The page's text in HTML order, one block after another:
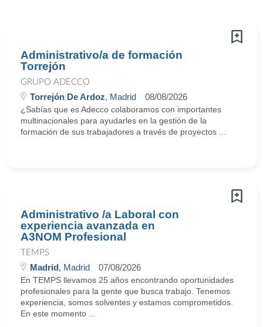
Administrativo/a de formación
Torrejón
GRUPO ADECCO
Torrejón De Ardoz, Madrid 08/08/2026
¿Sabías que es Adecco colaboramos con importantes
multinacionales para ayudarles en la gestión de la
formación de sus trabajadores a través de proyectos ...
Administrativo /a Laboral con
experiencia avanzada en
A3NOM Profesional
TEMPS
Madrid, Madrid 07/08/2026
En TEMPS llevamos 25 años encontrando oportunidades
profesionales para la gente que busca trabajo. Tenemos
experiencia, somos solventes y estamos comprometidos.
En este momento ...